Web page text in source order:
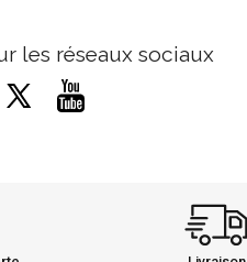
les réseaux sociaux